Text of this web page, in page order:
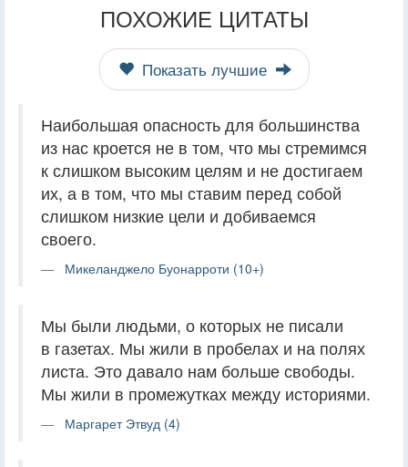
ПОХОЖИЕ ЦИТАТЫ
Показать лучшие
Наибольшая опасность для большинства
из нас кроется не в том, что мы стремимся
к слишком высоким целям и не достигаем
их, а в том, что мы ставим перед собой
слишком низкие цели и добиваемся
своего.
Микеланджело Буонарроти (10+)
Мы были людьми, о которых не писали
в газетах. Мы жили в пробелах и на полях
листа. Это давало нам больше свободы.
Мы жили в промежутках между историями.
Маргарет Этвуд (4)